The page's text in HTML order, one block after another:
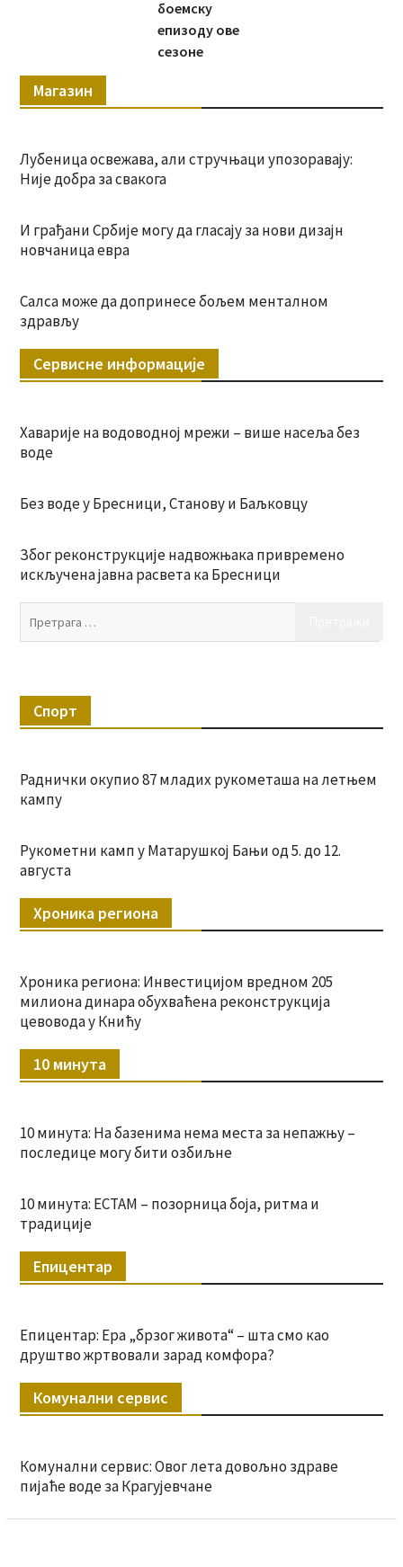
боемску
епизоду ове
сезоне
Магазин
Лубеница освежава, али стручњаци упозоравају:
Није добра за свакога
И грађани Србије могу да гласају за нови дизајн
новчаница евра
Салса може да допринесе бољем менталном
здрављу
Сервисне информације
Хаварије на водоводној мрежи – више насеља без
воде
Без воде у Бресници, Станову и Баљковцу
Због реконструкције надвожњака привремено
искључена јавна расвета ка Бресници
Спорт
Раднички окупио 87 младих рукометаша на летњем
кампу
Рукометни камп у Матарушкој Бањи од 5. до 12.
августа
Хроника региона
Хроника региона: Инвестицијом вредном 205
милиона динара обухваћена реконструкција
цевовода у Книћу
10 минута
10 минута: На базенима нема места за непажњу –
последице могу бити озбиљне
10 минута: ЕСТАМ – позорница боја, ритма и
традиције
Епицентар
Епицентар: Ера „брзог живота“ – шта смо као
друштво жртвовали зарад комфора?
Комунални сервис
Комунални сервис: Овог лета довољно здраве
пијаће воде за Крагујевчане